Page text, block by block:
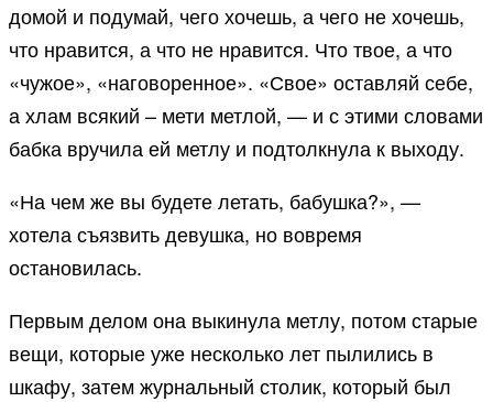
домой и подумай, чего хочешь, а чего не хочешь,
что нравится, а что не нравится. Что твое, а что
«чужое», «наговоренное». «Свое» оставляй себе,
а хлам всякий – мети метлой, — и с этими словами
бабка вручила ей метлу и подтолкнула к выходу.
«На чем же вы будете летать, бабушка?», —
хотела съязвить девушка, но вовремя
остановилась.
Первым делом она выкинула метлу, потом старые
вещи, которые уже несколько лет пылились в
шкафу, затем журнальный столик, который был